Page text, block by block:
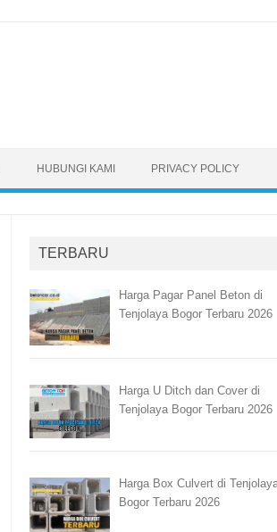
HUBUNGI KAMI PRIVACY POLICY
TERBARU
Harga Pagar Panel Beton di
Tenjolaya Bogor Terbaru 2026
Harga U Ditch dan Cover di
Tenjolaya Bogor Terbaru 2026
Harga Box Culvert di
Bogor Terbaru 2026